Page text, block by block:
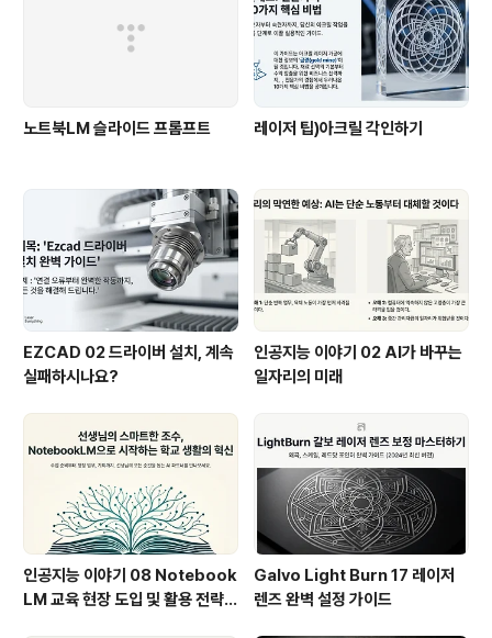
노트북LM 슬라이드 프롬프트 레이저 팁)아크릴 각인하기
EZCAD 02 드라이버 설치, 계속
실패하시나요?
인공지능 이야기 02 AI가 바꾸는
일자리의 미래
인공지능 이야기 08 Notebook
LM 교육 현장 도입 및 활용 전략
Galvo Light Burn 17 레이저
렌즈 완벽 설정 가이드